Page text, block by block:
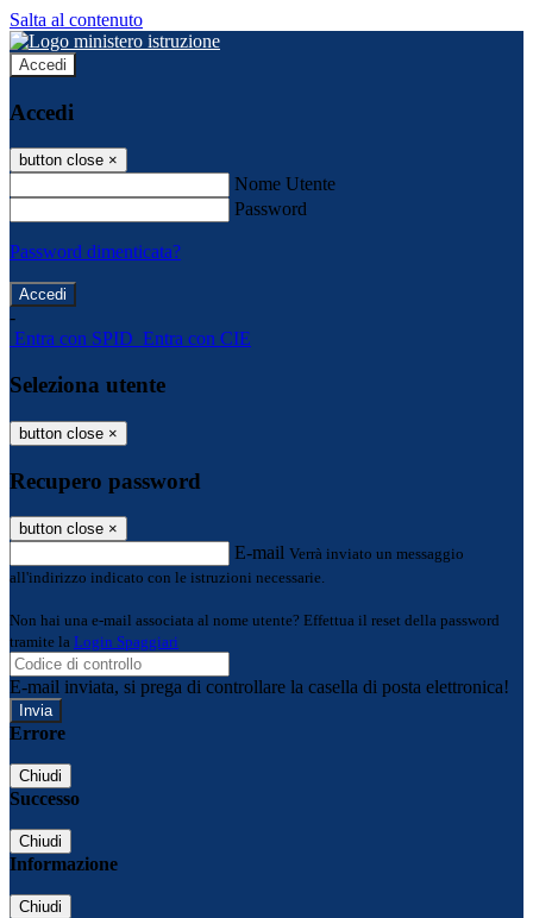
Salta al contenuto
Accedi
Accedi
button close ×
Nome Utente
Password
Password dimenticata?
-
Entra con SPID Entra con CIE
Seleziona utente
button close ×
Recupero password
button close ×
E-mail Verrà inviato un messaggio
all'indirizzo indicato con le istruzioni necessarie.
Non hai una e-mail associata al nome utente? Effettua il reset della password
tramite la Login Spaggiari
E-mail inviata, si prega di controllare la casella di posta elettronica!
Errore
Chiudi
Successo
Chiudi
Informazione
Chiudi